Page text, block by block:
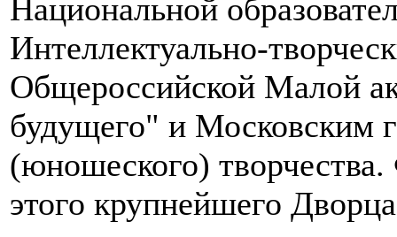
Национальной
Интеллектуально-
Общероссийской Малой
будущего" и Московским
(юношеского) творчества.
этого крупнейшего